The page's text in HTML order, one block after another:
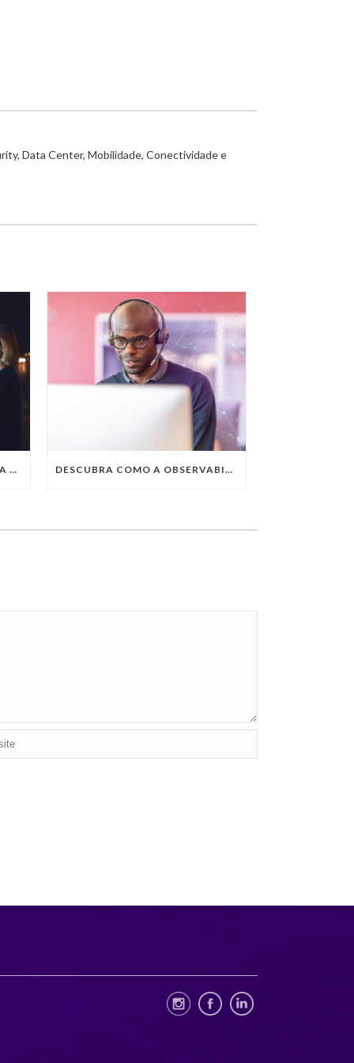
Data Center, Mobilidade, Conectividade e
QUAIS SÃO AS TENDÊNCIAS DA TECNOLOGIA DA INFORMAÇÃO PARA 2023? DESCUBRA COMO A OBSERVABILITY IMPULSIONA O SUCESSO DO SEU NEGÓCIO